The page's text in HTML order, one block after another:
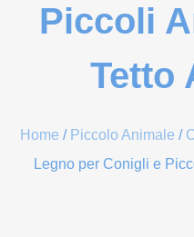
Piccoli
Tetto
Home / Piccolo Animale /
Legno per Conigli e